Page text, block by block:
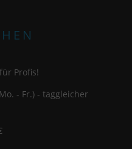
Profis!
- Fr.) - taggleicher